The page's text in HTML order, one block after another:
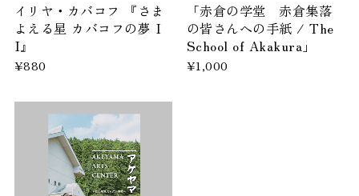
イリヤ・カバコフ 『さま
よえる星 カバコフの夢 I
I』
¥880
「赤倉の学堂 赤倉集落
の皆さんへの手紙 / The
School of Akakura」
¥1,000